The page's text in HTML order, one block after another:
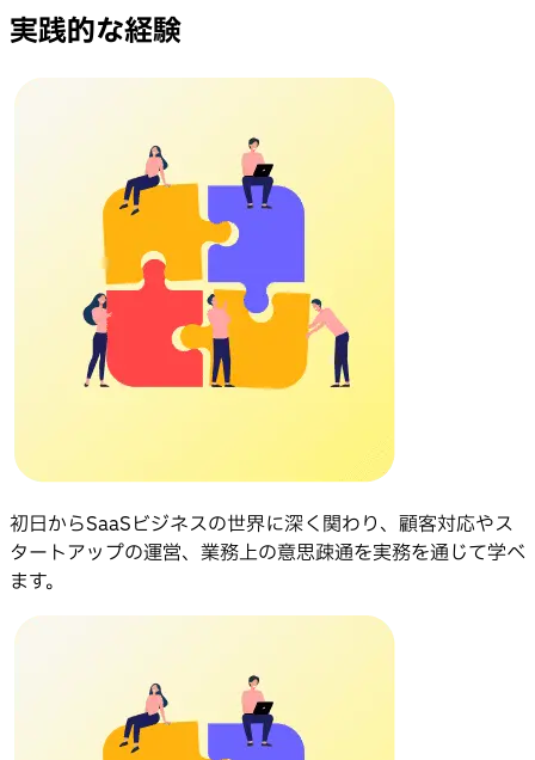
実践的な経験
初日からSaaSビジネスの世界に深く関わり、顧客対応やス
タートアップの運営、業務上の意思疎通を実務を通じて学べ
ます。